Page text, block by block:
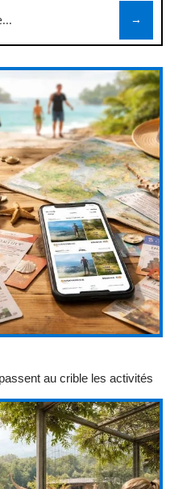
au crible les activités